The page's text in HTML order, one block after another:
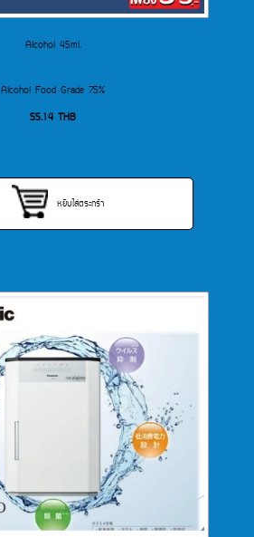
Alcohol 45ml.
Alcohol Food Grade 75%
55.14 THB
หยิบใส่ตระกร้า